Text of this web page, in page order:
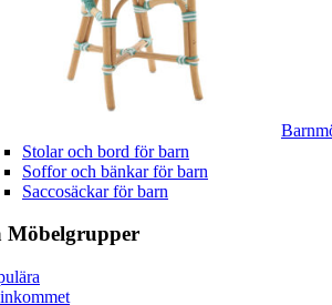
Stolar och bord för barn
Soffor och bänkar för barn
Saccosäckar för barn
Möbelgrupper